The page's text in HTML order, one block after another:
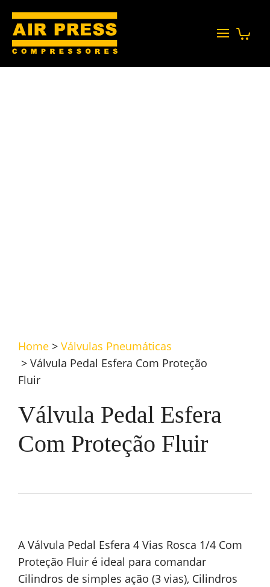
Home > Válvulas Pneumáticas
> Válvula Pedal Esfera Com Proteção
Fluir
Válvula Pedal Esfera
Com Proteção Fluir
A Válvula Pedal Esfera 4 Vias Rosca 1/4 Com
Proteção Fluir é ideal para comandar
Cilindros de simples ação (3 vias), Cilindros